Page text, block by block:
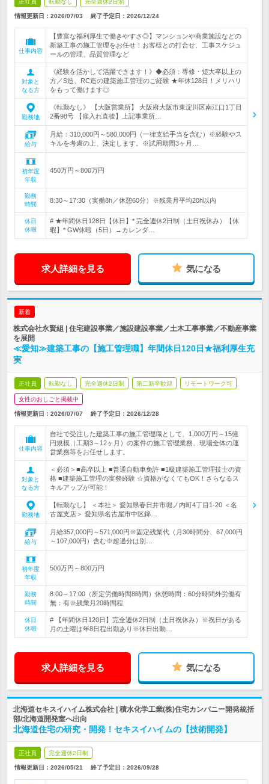
正社員 転勤なし 完全週休2日制
情報更新日：2026/07/03 終了予定日： 2026/12/24
仕事内容
【豊富な福利厚生で働きやすさ◎】マンションや商業施設などの
新築工事の施工管理をお任せ！お客様との打合せ、工事スケジュ
ールの管理、品質管理など
対象と
なる方
《経験を活かして活躍できます！》◆必須：専修・短大卒以上の
方／S造、RC造の建築施工管理のご経験 ★年休128日！メリハリ
をもって働けます◎
勤務地
《転勤なし》 【大阪営業所】 大阪府大阪市東淀川区南江口1丁目
2番98号 【雇入れ直後】上記事業所…
給与
月給：310,000円～580,000円（一律支給手当を含む）※経験やス
キルを考慮の上、決定します。※試用期間3ヶ月…
初年度
年収
450万円～800万円
勤務
時間
8:30～17:30（実働8h／休憩60分）※残業月平均20h以内
休日
休暇
# ★年間休日128日【休日】* 完全週休2日制（土日祝休み）【休
暇】* GW休暇（5日）→カレンダ…
求人詳細を見る 気になる
新着
株式会社永賢組 | 住宅建設事業／施設建設事業／土木工事事業／不動産事業
を展開
≪愛知≫建築工事の【施工管理職】年間休日120日★福利厚生充
実
正社員 転勤なし 完全週休2日制 第二新卒歓迎 リモートワーク可
女性のおしごと掲載中
情報更新日：2026/07/07 終了予定日： 2026/12/28
仕事内容
自社で受注した建築工事の施工管理職として、1,000万円～15億
円規模（工期3～12ヶ月）の案件の施工管理業務、現場全体の運
営業務等をお任せします。
対象と
なる方
＜必須＞■高卒以上 ■普通自動車免許 ■1級建築施工管理技士の資
格 ■建築施工管理の実務経験 ☆資格がなくてもOK！さらなるス
キルアップが可能！
勤務地
【転勤なし】 ＜本社＞ 愛知県春日井市堀ノ内町4丁目1-20 ＜名
古屋支店＞ 愛知県名古屋市中区錦…
給与
月給357,000円～571,000円※固定残業代（月30時間分、67,000円
～107,000円）含む※超過分は別…
初年度
年収
500万円～800万円
勤務
時間
8:00～17:00（所定労働時間8時間）休憩時間：60分時間外労働有
無：有※残業月20時間程
休日
休暇
# 【年間休日120日】完全週休2日制（土日祝休み）※祝日がある
月の土曜は年8日程出勤あり※休日出勤…
求人詳細を見る 気になる
北海道セキスイハイム株式会社 | 積水化学工業(株)住宅カンパニー開発統括
部/北海道開発室へ出向
北海道住宅の研究・開発！セキスイハイムの【技術開発】
正社員 完全週休2日制
情報更新日：2026/05/21 終了予定日： 2026/09/28